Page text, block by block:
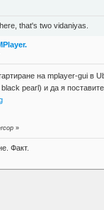
that's two vidaniyas.
на mplayer-gui в
pearl) и да я
»
Факт.